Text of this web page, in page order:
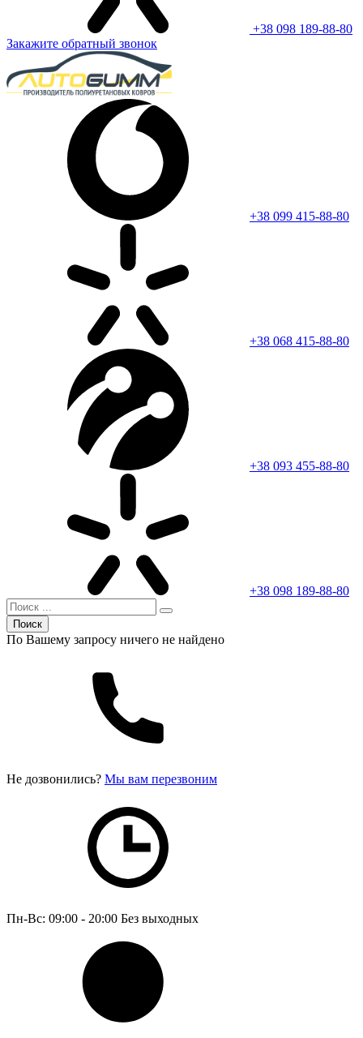
+38 098 189-88-80
Закажите обратный звонок
+38 099 415-88-80
+38 068 415-88-80
+38 093 455-88-80
+38 098 189-88-80
Поиск
По Вашему запросу ничего не найдено
Не дозвонились? Мы вам перезвоним
Пн-Вс: 09:00 - 20:00 Без выходных